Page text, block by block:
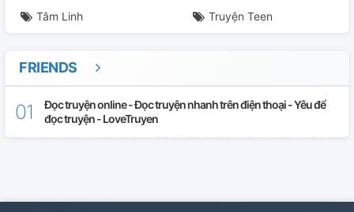
Tâm Linh Truyện Teen
FRIENDS
Đọc truyện online - Đọc truyện nhanh trên điện thoại - Yêu để
đọc truyện - LoveTruyen